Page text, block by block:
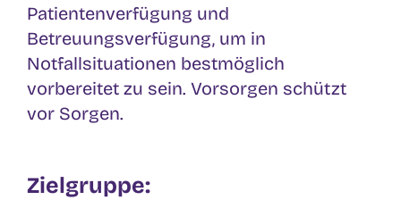
Patientenverfügung und
Betreuungsverfügung, um in
Notfallsituationen bestmöglich
vorbereitet zu sein. Vorsorgen schützt
vor Sorgen.
Zielgruppe: